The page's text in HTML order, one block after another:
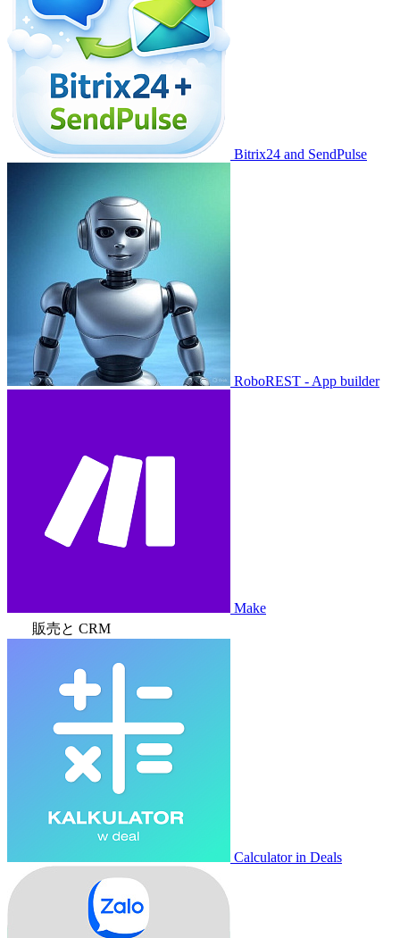
Bitrix24 and SendPulse
RoboREST - App builder
Make
販売と CRM
Calculator in Deals